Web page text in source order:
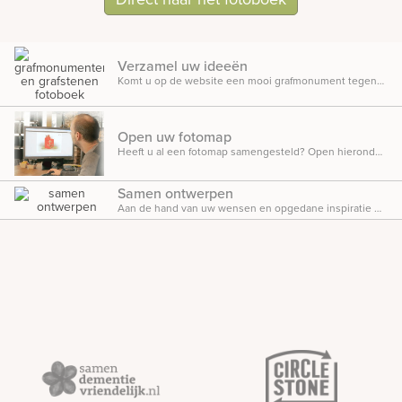
Verzamel uw ideeën
Komt u op de website een mooi grafmonument tegen? Of ziet u een onderdeel of een idee dat u aanspreekt? Klik op
Open uw fotomap
Heeft u al een fotomap samengesteld? Open hieronder dan uw bestaande fotomap
Samen ontwerpen
Aan de hand van uw wensen en opgedane inspiratie maken we geheel vrijblijvend een persoonlijk ontwerp voor een uniek grafmonument.